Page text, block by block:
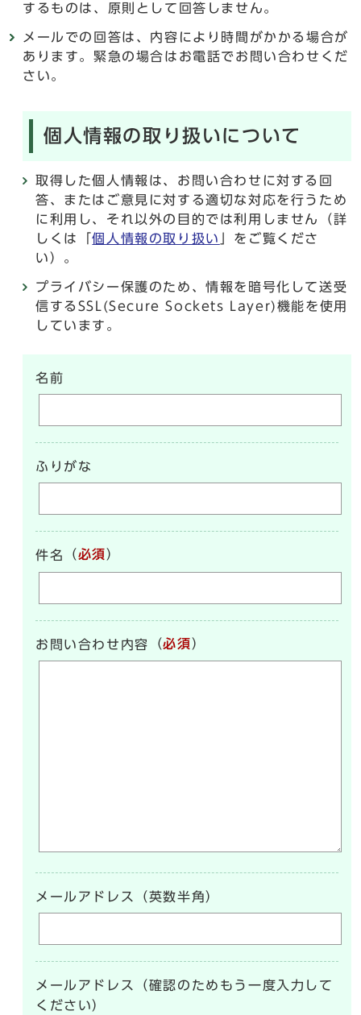
するものは、原則として回答しません。
メールでの回答は、内容により時間がかかる場合が
あります。緊急の場合はお電話でお問い合わせくだ
さい。
個人情報の取り扱いについて
取得した個人情報は、お問い合わせに対する回
答、またはご意見に対する適切な対応を行うため
に利用し、それ以外の目的では利用しません（詳
しくは「個人情報の取り扱い
」をご覧くださ
い）。
プライバシー保護のため、情報を暗号化して送受
信するSSL(Secure Sockets Layer)機能を使用
しています。
名前
ふりがな
件名 （必須）
お問い合わせ内容 （必須）
メールアドレス（英数半角）
メールアドレス（確認のためもう一度入力して
ください）